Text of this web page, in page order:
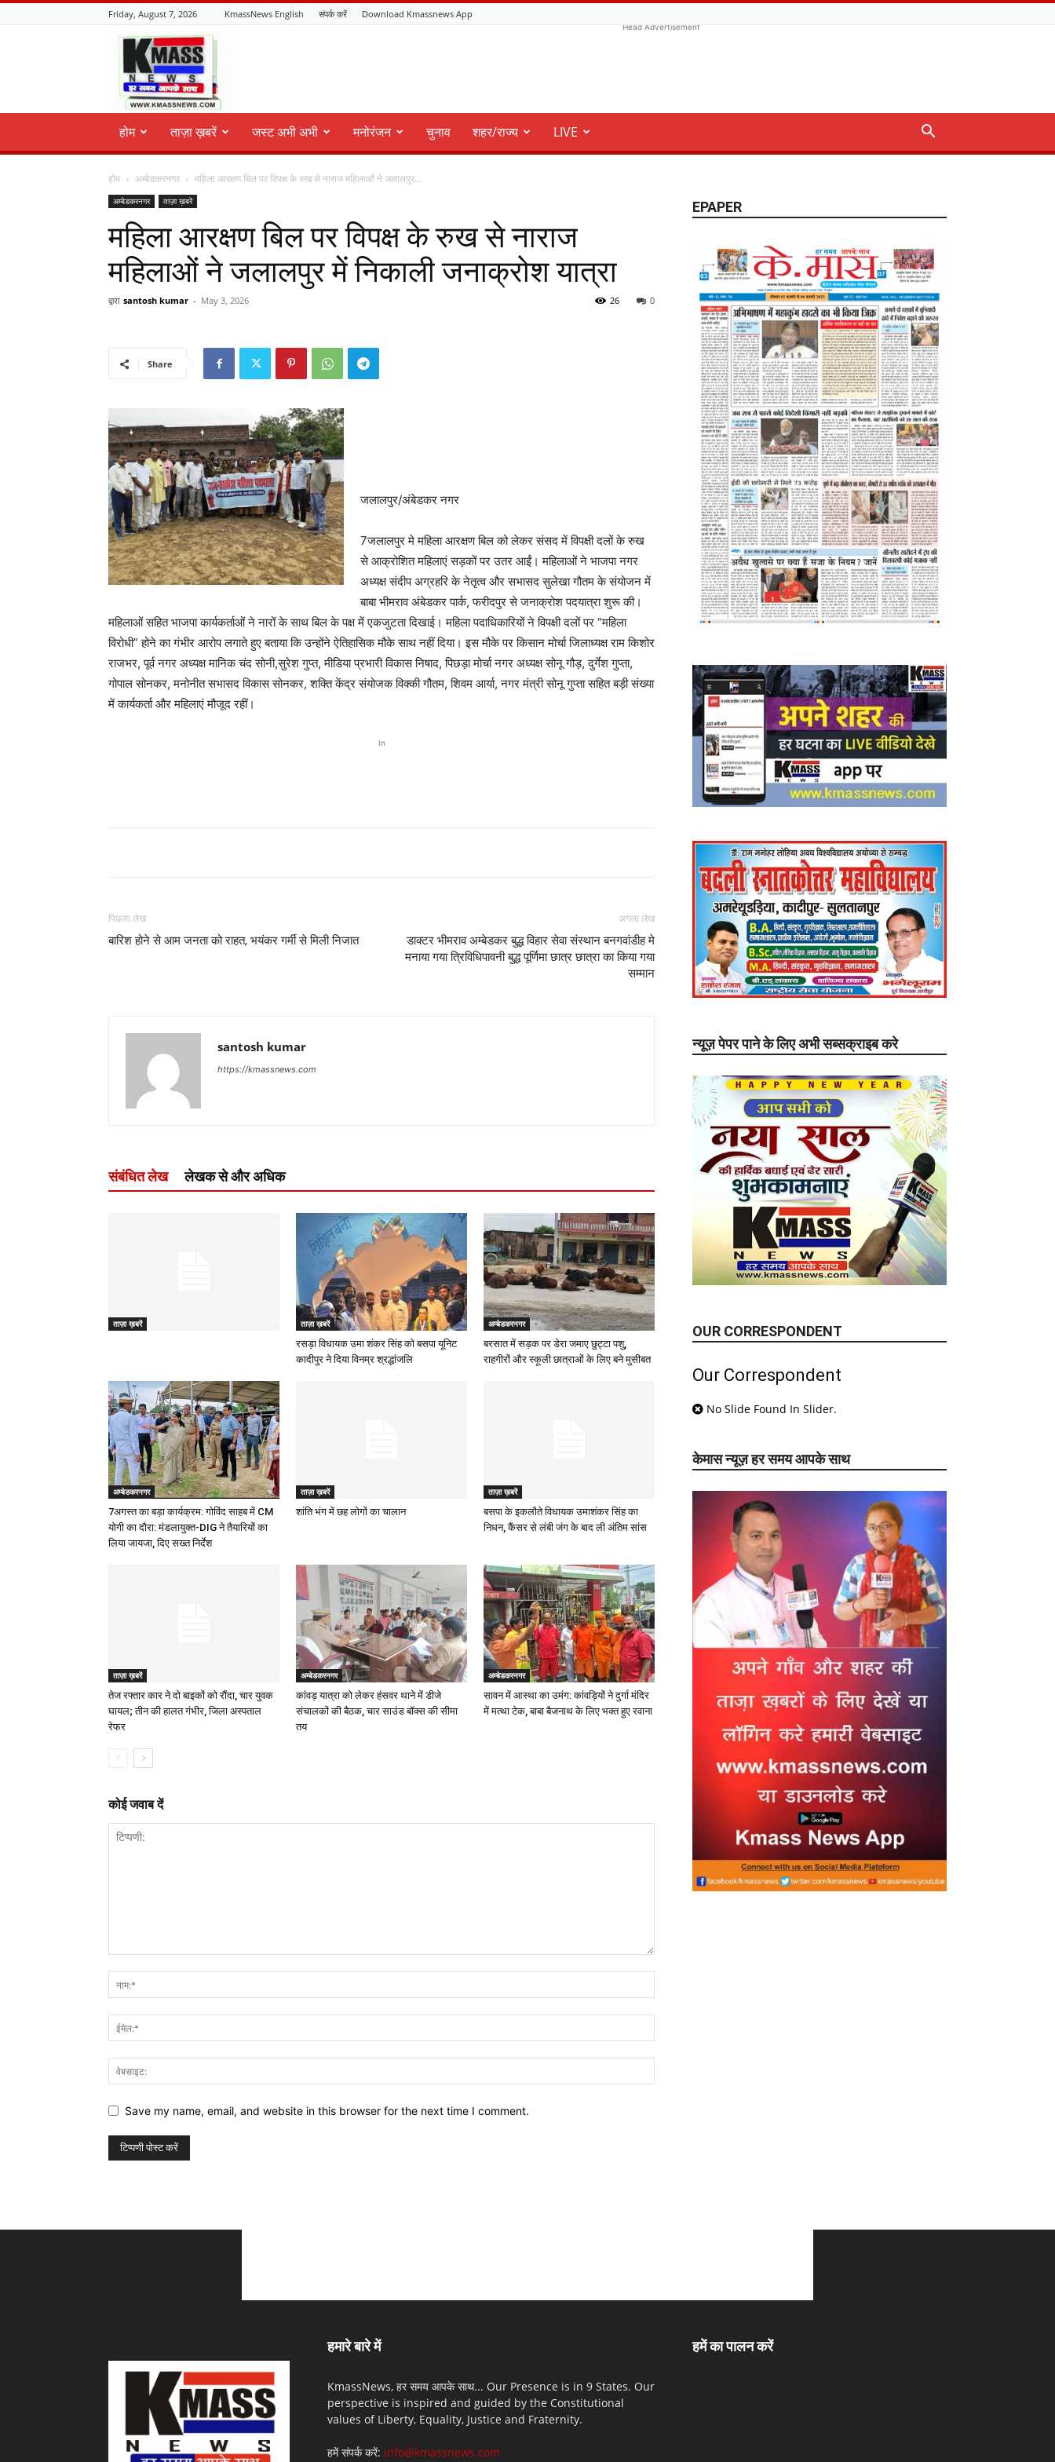
Friday, August 7, 2026 KmassNews English संपर्क करें Download Kmassnews App
KmassNews
Head Advertisement
होम ताज़ा ख़बरें जस्ट अभी अभी मनोरंजन चुनाव शहर/राज्य LIVE
होम अम्बेडकरनगर महिला आरक्षण बिल पर विपक्ष के रुख से नाराज महिलाओं ने जलालपुर...
अम्बेडकरनगर ताज़ा ख़बरें
महिला आरक्षण बिल पर विपक्ष के रुख से नाराज
महिलाओं ने जलालपुर में निकाली जनाक्रोश यात्रा
द्वारा santosh kumar - May 3, 2026 0
26
Share
जलालपुर/अंबेडकर नगर
7जलालपुर मे महिला आरक्षण बिल को लेकर संसद में विपक्षी दलों के रुख
से आक्रोशित महिलाएं सड़कों पर उतर आईं। महिलाओं ने भाजपा नगर
अध्यक्ष संदीप अग्रहरि के नेतृत्व और सभासद सुलेखा गौतम के संयोजन में
बाबा भीमराव अंबेडकर पार्क, फरीदपुर से जनाक्रोश पदयात्रा शुरू की।
महिलाओं सहित भाजपा कार्यकर्ताओं ने नारों के साथ बिल के पक्ष में एकजुटता दिखाई। महिला पदाधिकारियों ने विपक्षी दलों पर “महिला
विरोधी” होने का गंभीर आरोप लगाते हुए बताया कि उन्होंने ऐतिहासिक मौके साथ नहीं दिया। इस मौके पर किसान मोर्चा जिलाध्यक्ष राम किशोर
राजभर, पूर्व नगर अध्यक्ष मानिक चंद सोनी,सुरेश गुप्त, मीडिया प्रभारी विकास निषाद, पिछड़ा मोर्चा नगर अध्यक्ष सोनू गौड़, दुर्गेश गुप्ता,
गोपाल सोनकर, मनोनीत सभासद विकास सोनकर, शक्ति केंद्र संयोजक विक्की गौतम, शिवम आर्या, नगर मंत्री सोनू गुप्ता सहित बड़ी संख्या
में कार्यकर्ता और महिलाएं मौजूद रहीं।
In
पिछला लेख
बारिश होने से आम जनता को राहत, भयंकर गर्मी से मिली निजात
अगला लेख
डाक्टर भीमराव अम्बेडकर बुद्ध विहार सेवा संस्थान बनगवांडीह मे
मनाया गया त्रिविधिपावनी बुद्ध पूर्णिमा छात्र छात्रा का किया गया
सम्मान
santosh kumar
https://kmassnews.com
संबंधित लेख लेखक से और अधिक
ताज़ा ख़बरें ताज़ा ख़बरें
रसड़ा विधायक उमा शंकर सिंह को बसपा यूनिट
कादीपुर ने दिया विनम्र श्रद्धांजलि
अम्बेडकरनगर
बरसात में सड़क पर डेरा जमाए छुट्टा पशु,
राहगीरों और स्कूली छात्राओं के लिए बने मुसीबत
अम्बेडकरनगर
7अगस्त का बड़ा कार्यक्रम: गोविंद साहब में CM
योगी का दौरा: मंडलायुक्त-DIG ने तैयारियों का
लिया जायजा, दिए सख्त निर्देश
ताज़ा ख़बरें
शांति भंग में छह लोगों का चालान
ताज़ा ख़बरें
बसपा के इकलौते विधायक उमाशंकर सिंह का
निधन, कैंसर से लंबी जंग के बाद ली अंतिम सांस
ताज़ा ख़बरें
तेज रफ्तार कार ने दो बाइकों को रौंदा, चार युवक
घायल; तीन की हालत गंभीर, जिला अस्पताल
रेफर
अम्बेडकरनगर
कांवड़ यात्रा को लेकर हंसवर थाने में डीजे
संचालकों की बैठक, चार साउंड बॉक्स की सीमा
तय
अम्बेडकरनगर
सावन में आस्था का उमंग: कांवड़ियों ने दुर्गा मंदिर
में मत्था टेक, बाबा बैजनाथ के लिए भक्त हुए रवाना
कोई जवाब दें
Save my name, email, and website in this browser for the next time I comment.
EPAPER
न्यूज़ पेपर पाने के लिए अभी सब्सक्राइब करे
OUR CORRESPONDENT
Our Correspondent
No Slide Found In Slider.
केमास न्यूज़ हर समय आपके साथ
हमारे बारे में
KmassNews, हर समय आपके साथ... Our Presence is in 9 States. Our
perspective is inspired and guided by the Constitutional
values of Liberty, Equality, Justice and Fraternity.
हमें संपर्क करें: info@kmassnews.com
हमें का पालन करें